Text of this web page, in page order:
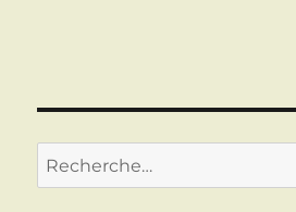
Recherche
pour :